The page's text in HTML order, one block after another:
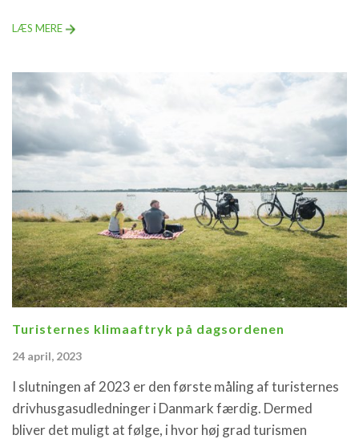
LÆS MERE
Turisternes klimaaftryk på dagsordenen
24 april, 2023
I slutningen af 2023 er den første måling af turisternes
drivhusgasudledninger i Danmark færdig. Dermed
bliver det muligt at følge, i hvor høj grad turismen